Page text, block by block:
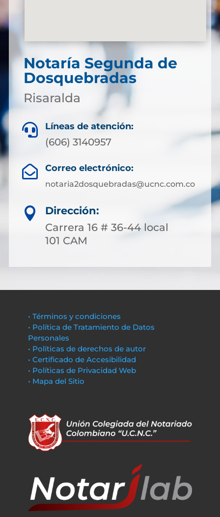
Notaría Segunda de
Dosquebradas
Risaralda
 Líneas de atención:
(606) 3140957
 Correo electrónico:
notaria2dosquebradas@ucnc.com.co

Dirección:
Carrera 16 # 36-44 local
101 CAM
• Términos y condiciones
• Política de Tratamiento de Datos
Personales
• Políticas de derechos de autor
• Certificado de Accesibilidad
• Políticas de Privacidad Web
• Mapa del Sitio